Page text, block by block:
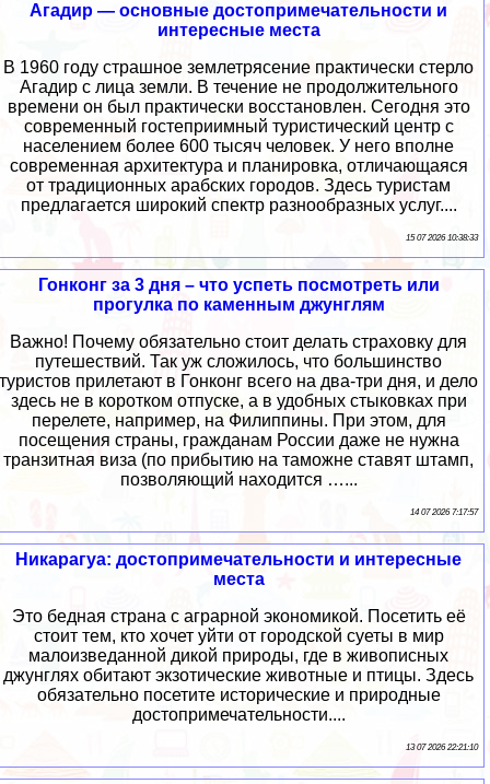
Агадир — основные достопримечательности и
интересные места
В 1960 году страшное землетрясение практически стерло
Агадир с лица земли. В течение не продолжительного
времени он был практически восстановлен. Сегодня это
современный гостеприимный туристический центр с
населением более 600 тысяч человек. У него вполне
современная архитектура и планировка, отличающаяся
от традиционных арабских городов. Здесь туристам
предлагается широкий спектр разнообразных услуг....
15 07 2026 10:38:33
Гонконг за 3 дня – что успеть посмотреть или
прогулка по каменным джунглям
Важно! Почему обязательно стоит делать страховку для
путешествий. Так уж сложилось, что большинство
туристов прилетают в Гонконг всего на два-три дня, и дело
здесь не в коротком отпуске, а в удобных стыковках при
перелете, например, на Филиппины. При этом, для
посещения страны, гражданам России даже не нужна
транзитная виза (по прибытию на таможне ставят штамп,
позволяющий находится …...
14 07 2026 7:17:57
Никарагуа: достопримечательности и интересные
места
Это бедная страна с аграрной экономикой. Посетить её
стоит тем, кто хочет уйти от городской суеты в мир
малоизведанной дикой природы, где в живописных
джунглях обитают экзотические животные и птицы. Здесь
обязательно посетите исторические и природные
достопримечательности....
13 07 2026 22:21:10